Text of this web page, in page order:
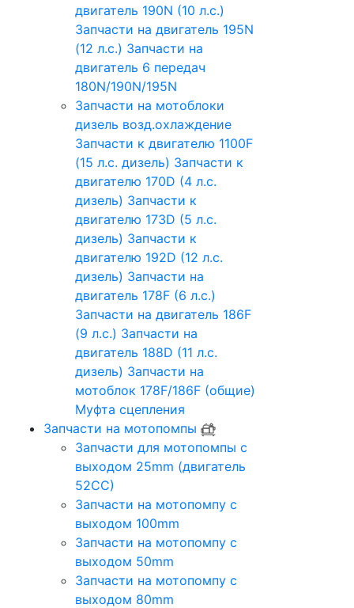
двигатель 190N (10 л.с.)
Запчасти на двигатель 195N
(12 л.с.) Запчасти на
двигатель 6 передач
180N/190N/195N
Запчасти на мотоблоки
дизель возд.охлаждение
Запчасти к двигателю 1100F
(15 л.с. дизель) Запчасти к
двигателю 170D (4 л.с.
дизель) Запчасти к
двигателю 173D (5 л.с.
дизель) Запчасти к
двигателю 192D (12 л.с.
дизель) Запчасти на
двигатель 178F (6 л.с.)
Запчасти на двигатель 186F
(9 л.с.) Запчасти на
двигатель 188D (11 л.с.
дизель) Запчасти на
мотоблок 178F/186F (общие)
Муфта сцепления
Запчасти на мотопомпы
Запчасти для мотопомпы с
выходом 25mm (двигатель
52CC)
Запчасти на мотопомпу с
выходом 100mm
Запчасти на мотопомпу с
выходом 50mm
Запчасти на мотопомпу с
выходом 80mm